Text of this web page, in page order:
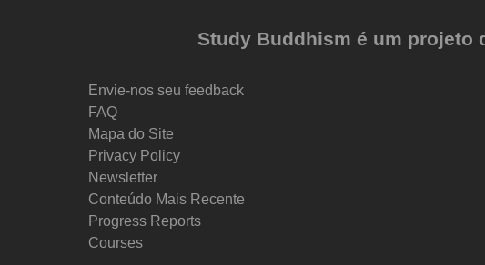
Study Buddhism é um projeto
Envie-nos seu feedback
FAQ
Mapa do Site
Privacy Policy
Newsletter
Conteúdo Mais Recente
Progress Reports
Courses